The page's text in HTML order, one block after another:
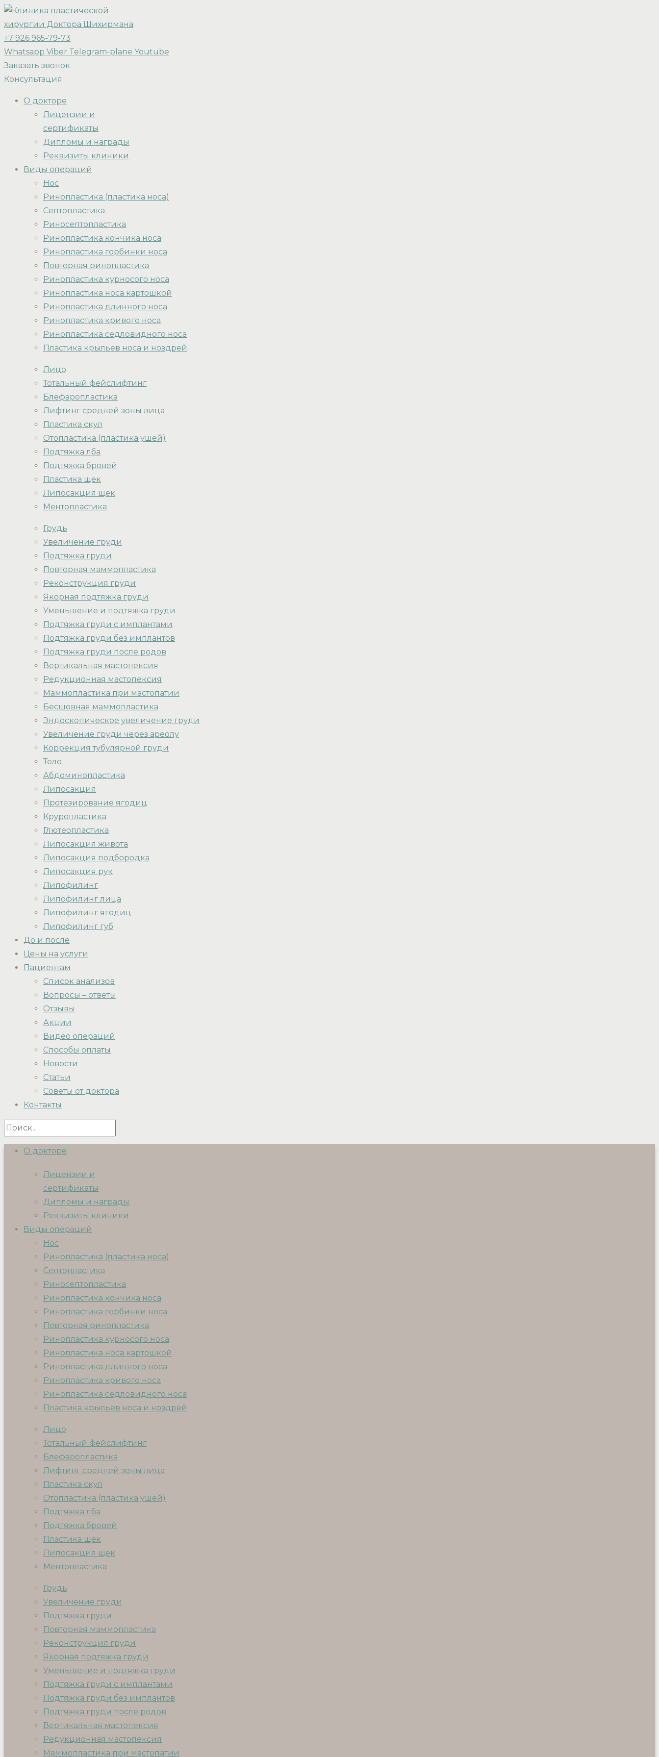
+7 926 965-79-73
Whatsapp Viber Telegram-plane Youtube
Заказать звонок
Консультация
О докторе
Лицензии и
сертификаты
Дипломы и награды
Реквизиты клиники
Виды операций
Нос
Ринопластика (пластика носа)
Септопластика
Риносептопластика
Ринопластика кончика носа
Ринопластика горбинки носа
Повторная ринопластика
Ринопластика курносого носа
Ринопластика носа картошкой
Ринопластика длинного носа
Ринопластика кривого носа
Ринопластика седловидного носа
Пластика крыльев носа и ноздрей
Лицо
Тотальный фейслифтинг
Блефаропластика
Лифтинг средней зоны лица
Пластика скул
Отопластика (пластика ушей)
Подтяжка лба
Подтяжка бровей
Пластика щек
Липосакция щек
Ментопластика
Грудь
Увеличение груди
Подтяжка груди
Повторная маммопластика
Реконструкция груди
Якорная подтяжка груди
Уменьшение и подтяжка груди
Подтяжка груди с имплантами
Подтяжка груди без имплантов
Подтяжка груди после родов
Вертикальная мастопексия
Редукционная мастопексия
Маммопластика при мастопатии
Бесшовная маммопластика
Эндоскопическое увеличение груди
Увеличение груди через ареолу
Коррекция тубулярной груди
Тело
Абдоминопластика
Липосакция
Протезирование ягодиц
Круропластика
Глютеопластика
Липосакция живота
Липосакция подбородка
Липосакция рук
Липофилинг
Липофилинг лица
Липофилинг ягодиц
Липофилинг губ
До и после
Цены на услуги
Пациентам
Список анализов
Вопросы – ответы
Отзывы
Акции
Видео операций
Способы оплаты
Новости
Статьи
Советы от доктора
Контакты
О докторе
Лицензии и
сертификаты
Дипломы и награды
Реквизиты клиники
Виды операций
Нос
Ринопластика (пластика носа)
Септопластика
Риносептопластика
Ринопластика кончика носа
Ринопластика горбинки носа
Повторная ринопластика
Ринопластика курносого носа
Ринопластика носа картошкой
Ринопластика длинного носа
Ринопластика кривого носа
Ринопластика седловидного носа
Пластика крыльев носа и ноздрей
Лицо
Тотальный фейслифтинг
Блефаропластика
Лифтинг средней зоны лица
Пластика скул
Отопластика (пластика ушей)
Подтяжка лба
Подтяжка бровей
Пластика щек
Липосакция щек
Ментопластика
Грудь
Увеличение груди
Подтяжка груди
Повторная маммопластика
Реконструкция груди
Якорная подтяжка груди
Уменьшение и подтяжка груди
Подтяжка груди с имплантами
Подтяжка груди без имплантов
Подтяжка груди после родов
Вертикальная мастопексия
Редукционная мастопексия
Маммопластика при мастопатии